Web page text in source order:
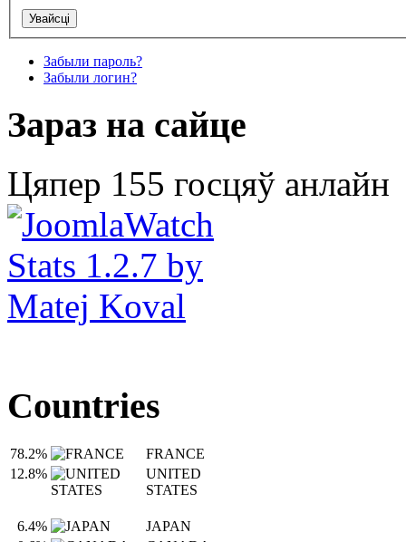
Забыли пароль?
Забыли логин?
Зараз на сайце
Цяпер 155 госцяў анлайн
Countries
78.2%
FRANCE
12.8%
UNITED
STATES
6.4%
JAPAN